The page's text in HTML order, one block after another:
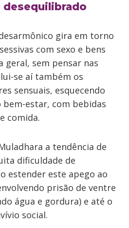
desequilibrado
gira em torno
com sexo e bens
geral, sem pensar nas
se aí também os
sensuais, esquecendo
estar, com bebidas
comida.
a tendência de
dificuldade de
estender este apego ao
prisão de ventre
água e gordura) e até o
social.